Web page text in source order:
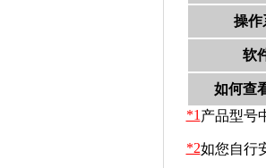
操作
软
如何查
*1 产品型号
*2如您自行